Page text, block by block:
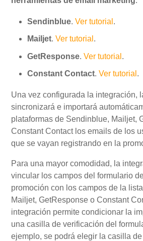
Sendinblue.Ver tutorial .
Mailjet.Ver tutorial .
GetResponse.Ver tutorial .
Constant Contact.Ver tutorial .
Una vez configurada la integración,
sincronizará e importará
plataformas de Sendinblue, Mailjet,
Constant Contact los emails de los
que se vayan registrando en la
Para una mayor comodidad, la
vincular los campos del formulario
promoción con los campos de la
Mailjet, GetResponse o Constant
integración permite condicionar la
una casilla de verificación del
ejemplo, se podrá elegir la casilla